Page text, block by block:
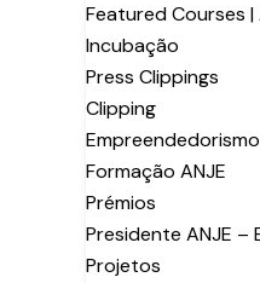
Featured Courses |
Incubação
Press Clippings
Clipping
Empreendedorismo
Formação ANJE
Prémios
Presidente ANJE –
Projetos